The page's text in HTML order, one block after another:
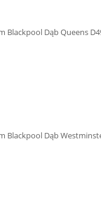
Blackpool Dąb Queens
Blackpool Dąb